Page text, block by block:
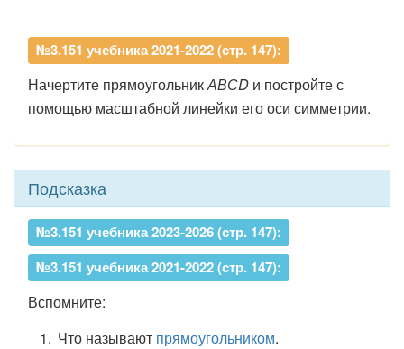
№3.151 учебника 2021-2022 (стр. 147):
Начертите прямоугольникАВСD и постройте с
помощью масштабной линейки его оси симметрии.
Подсказка
№3.151 учебника 2023-2026 (стр. 147):
№3.151 учебника 2021-2022 (стр. 147):
Вспомните:
Что называют прямоугольником.